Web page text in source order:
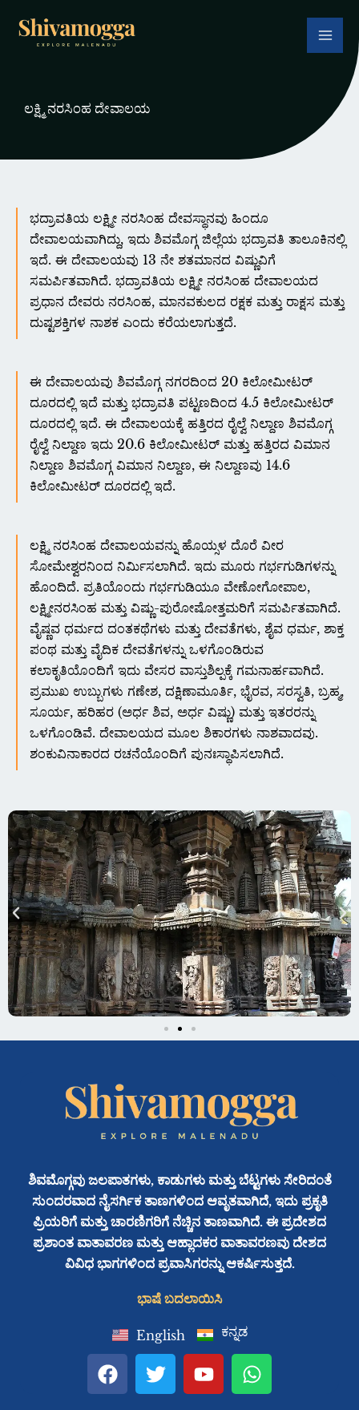
content
ಲಕ್ಷ್ಮಿ ನರಸಿಂಹ ದೇವಾಲಯ
ಭದ್ರಾವತಿಯ ಲಕ್ಷ್ಮೀ ನರಸಿಂಹ ದೇವಸ್ಥಾನವು ಹಿಂದೂ
ದೇವಾಲಯವಾಗಿದ್ದು, ಇದು ಶಿವಮೊಗ್ಗ ಜಿಲ್ಲೆಯ ಭದ್ರಾವತಿ ತಾಲೂಕಿನಲ್ಲಿ
ಇದೆ. ಈ ದೇವಾಲಯವು 13 ನೇ ಶತಮಾನದ ವಿಷ್ಣುವಿಗೆ
ಸಮರ್ಪಿತವಾಗಿದೆ. ಭದ್ರಾವತಿಯ ಲಕ್ಷ್ಮೀ ನರಸಿಂಹ ದೇವಾಲಯದ
ಪ್ರಧಾನ ದೇವರು ನರಸಿಂಹ, ಮಾನವಕುಲದ ರಕ್ಷಕ ಮತ್ತು ರಾಕ್ಷಸ ಮತ್ತು
ದುಷ್ಟಶಕ್ತಿಗಳ ನಾಶಕ ಎಂದು ಕರೆಯಲಾಗುತ್ತದೆ.
ಈ ದೇವಾಲಯವು ಶಿವಮೊಗ್ಗ ನಗರದಿಂದ 20 ಕಿಲೋಮೀಟರ್
ದೂರದಲ್ಲಿ ಇದೆ ಮತ್ತು ಭದ್ರಾವತಿ ಪಟ್ಟಣದಿಂದ 4.5 ಕಿಲೋಮೀಟರ್
ದೂರದಲ್ಲಿ ಇದೆ. ಈ ದೇವಾಲಯಕ್ಕೆ ಹತ್ತಿರದ ರೈಲ್ವೆ ನಿಲ್ದಾಣ ಶಿವಮೊಗ್ಗ
ರೈಲ್ವೆ ನಿಲ್ದಾಣ ಇದು 20.6 ಕಿಲೋಮೀಟರ್ ಮತ್ತು ಹತ್ತಿರದ ವಿಮಾನ
ನಿಲ್ದಾಣ ಶಿವಮೊಗ್ಗ ವಿಮಾನ ನಿಲ್ದಾಣ, ಈ ನಿಲ್ದಾಣವು 14.6
ಕಿಲೋಮೀಟರ್ ದೂರದಲ್ಲಿ ಇದೆ.
ಲಕ್ಷ್ಮಿ ನರಸಿಂಹ ದೇವಾಲಯವನ್ನು ಹೊಯ್ಸಳ ದೊರೆ ವೀರ
ಸೋಮೇಶ್ವರನಿಂದ ನಿರ್ಮಿಸಲಾಗಿದೆ. ಇದು ಮೂರು ಗರ್ಭಗುಡಿಗಳನ್ನು
ಹೊಂದಿದೆ. ಪ್ರತಿಯೊಂದು ಗರ್ಭಗುಡಿಯೂ ವೇಣೋಗೋಪಾಲ,
ಲಕ್ಷ್ಮೀನರಸಿಂಹ ಮತ್ತು ವಿಷ್ಣು-ಪುರೋಷೋತ್ತಮರಿಗೆ ಸಮರ್ಪಿತವಾಗಿದೆ.
ವೈಷ್ಣವ ಧರ್ಮದ ದಂತಕಥೆಗಳು ಮತ್ತು ದೇವತೆಗಳು, ಶೈವ ಧರ್ಮ, ಶಾಕ್ತ
ಪಂಥ ಮತ್ತು ವೈದಿಕ ದೇವತೆಗಳನ್ನು ಒಳಗೊಂಡಿರುವ
ಕಲಾಕೃತಿಯೊಂದಿಗೆ ಇದು ವೇಸರ ವಾಸ್ತುಶಿಲ್ಪಕ್ಕೆ ಗಮನಾರ್ಹವಾಗಿದೆ.
ಪ್ರಮುಖ ಉಬ್ಬುಗಳು ಗಣೇಶ, ದಕ್ಷಿಣಾಮೂರ್ತಿ, ಭೈರವ, ಸರಸ್ವತಿ, ಬ್ರಹ್ಮ,
ಸೂರ್ಯ, ಹರಿಹರ (ಅರ್ಧ ಶಿವ, ಅರ್ಧ ವಿಷ್ಣು) ಮತ್ತು ಇತರರನ್ನು
ಒಳಗೊಂಡಿವೆ. ದೇವಾಲಯದ ಮೂಲ ಶಿಕಾರಗಳು ನಾಶವಾದವು.
ಶಂಕುವಿನಾಕಾರದ ರಚನೆಯೊಂದಿಗೆ ಪುನಃಸ್ಥಾಪಿಸಲಾಗಿದೆ.
ಶಿವಮೊಗ್ಗವು ಜಲಪಾತಗಳು, ಕಾಡುಗಳು ಮತ್ತು ಬೆಟ್ಟಗಳು ಸೇರಿದಂತೆ
ಸುಂದರವಾದ ನೈಸರ್ಗಿಕ ತಾಣಗಳಿಂದ ಆವೃತವಾಗಿದೆ, ಇದು ಪ್ರಕೃತಿ
ಪ್ರಿಯರಿಗೆ ಮತ್ತು ಚಾರಣಿಗರಿಗೆ ನೆಚ್ಚಿನ ತಾಣವಾಗಿದೆ. ಈ ಪ್ರದೇಶದ
ಪ್ರಶಾಂತ ವಾತಾವರಣ ಮತ್ತು ಆಹ್ಲಾದಕರ ವಾತಾವರಣವು ದೇಶದ
ವಿವಿಧ ಭಾಗಗಳಿಂದ ಪ್ರವಾಸಿಗರನ್ನು ಆಕರ್ಷಿಸುತ್ತದೆ.
ಭಾಷೆ ಬದಲಾಯಿಸಿ
English ಕನ್ನಡ
F
a
T
w
Y
o
W
h